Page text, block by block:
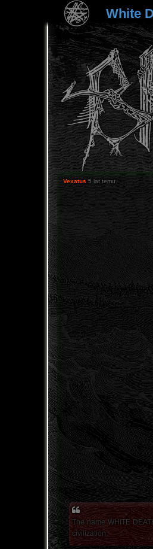
White
Vexatus 5 lat temu
The name WHITE
civilization.